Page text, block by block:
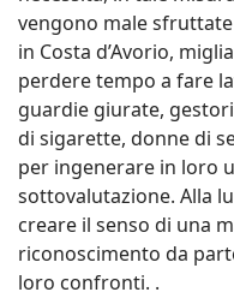
vengono male
in Costa d’Avorio,
perdere tempo a fare
guardie giurate,
di sigarette, donne di
per ingenerare in loro
sottovalutazione. Alla
creare il senso di una
riconoscimento da
loro confronti. .